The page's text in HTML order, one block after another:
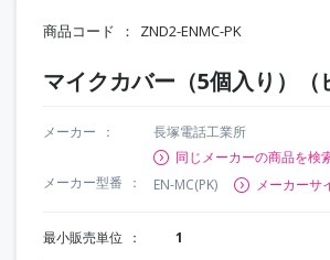
商品コード ZND2-ENMC-PK
マイクカバー（5個入り）（
メーカー
長塚電話工業所
同じメーカーの商品を検
メーカー型番
EN-MC(PK) メーカーサ
最小販売単位 1